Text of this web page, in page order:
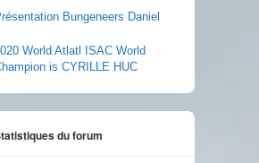
Bungeneers Daniel
World Atlatl ISAC World
is CYRILLE HUC
du forum